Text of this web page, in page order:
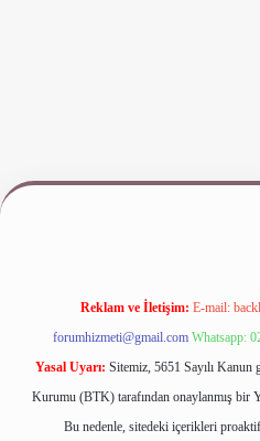
www.betexper.xyz/
Reklam ve İletişim: E-mail:
forumhizmeti@gmail.com Whatsapp:
Yasal Uyarı: Sitemiz, 5651 Sayılı
Kurumu (BTK) tarafından onaylanmış bir
Bu nedenle, sitedeki içerikleri